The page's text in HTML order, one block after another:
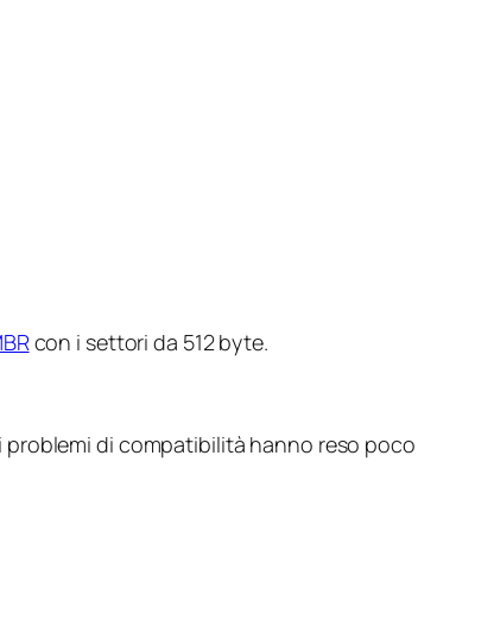
con i settori da 512 byte.
problemi di compatibilità hanno reso poco